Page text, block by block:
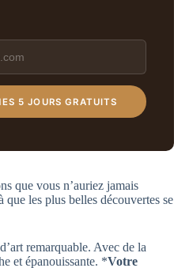
5 JOURS GRATUITS
que vous n’auriez jamais
les plus belles découvertes se
remarquable. Avec de la
et épanouissante. *Votre